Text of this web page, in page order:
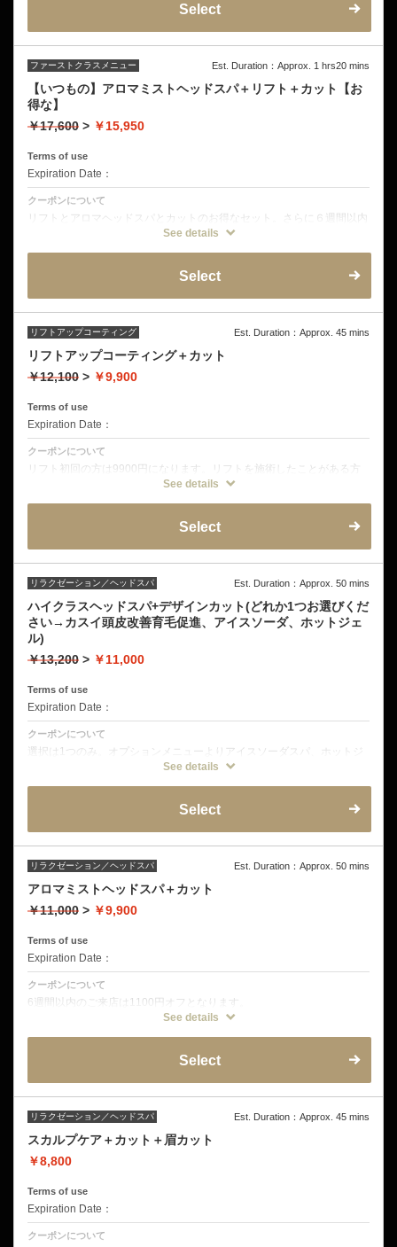
デザインカット
フルフラットフットマッサージ
音波振動マッサージ
皮脂揉みだしシャンプー
頭皮洗浄
タオルトリートメント
フィンガープレッシャー
頭皮トリートメント
エレクトロポレーション
Select
ファーストクラスメニュー Est. Duration：Approx. 1 hrs20 mins
【いつもの】アロマミストヘッドスパ＋リフト＋カット【お
得な】
￥17,600 > ￥15,950
Terms of use
Expiration Date：
クーポンについて
リフトとアロマヘッドスパとカットのお得なセット。さらに６週間以内
クーポン詳細
音波振動マッサージ
オープンミストブラビングスパ
頭皮洗浄
リフトアップコーティング
See details
Select
リフトアップコーティング Est. Duration：Approx. 45 mins
リフトアップコーティング＋カット
￥12,100 > ￥9,900
Terms of use
Expiration Date：
クーポンについて
リフト初回の方は9900円になります。リフトを施術したことがある方
独自配合のトリートメントコーティングで髪を傷めずトップの髪を立ち
パーマできない方もオススメ です。一か月程度の周期で繰り返す事で
See details
Select
リラクゼーション／ヘッドスパ Est. Duration：Approx. 50 mins
ハイクラスヘッドスパ+デザインカット(どれか1つお選びくだ
さい→カスイ頭皮改善育毛促進、アイスソーダ、ホットジェ
ル)
￥13,200 > ￥11,000
Terms of use
Expiration Date：
クーポンについて
選択は1つのみ。オプションメニューよりアイスソーダスパ、ホットジ
ェルスパ、カスイスパのどれかひとつご希望のメニューをお選びくださ
See details
Select
リラクゼーション／ヘッドスパ Est. Duration：Approx. 50 mins
アロマミストヘッドスパ＋カット
￥11,000 > ￥9,900
Terms of use
Expiration Date：
クーポンについて
6週間以内のご来店は1100円オフとなります。
デザインカット
皮脂揉みだしシャンプー
頭皮洗浄
See details
Select
リラクゼーション／ヘッドスパ Est. Duration：Approx. 45 mins
スカルプケア＋カット＋眉カット
￥8,800
Terms of use
Expiration Date：
クーポンについて